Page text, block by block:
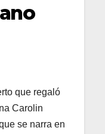
que regaló
Carolin
se narra en